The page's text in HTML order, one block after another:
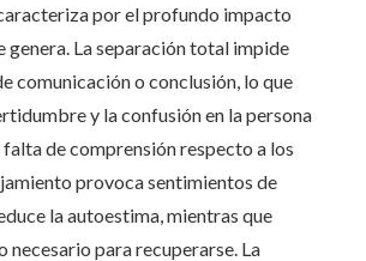
por el profundo impacto
genera. La separación total impide
comunicación o conclusión, lo que
y la confusión en la persona
de comprensión respecto a los
provoca sentimientos de
la autoestima, mientras que
necesario para recuperarse. La